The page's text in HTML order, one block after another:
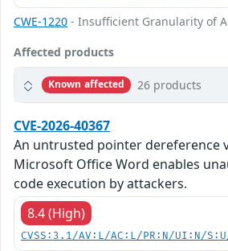
CWE-1220 - Insufficient Granularity of
Affected products
Known affected 26 products
CVE-2026-40367
An untrusted pointer dereference
Microsoft Office Word enables
code execution by attackers.
8.4 (High)
CVSS:3.1/AV:L/AC:L/PR:N/UI:N/